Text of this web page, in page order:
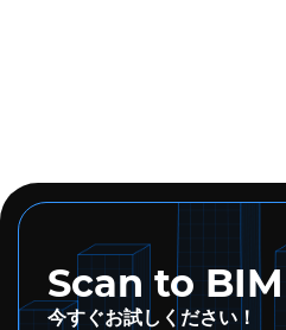
Scan to BIM
今すぐお試しください！